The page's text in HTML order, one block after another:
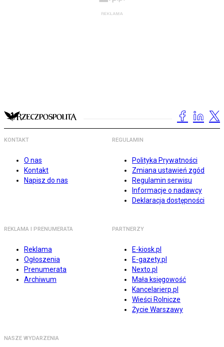
KONTAKT
O nas
Kontakt
Napisz do nas
REGULAMIN
Polityka Prywatności
Zmiana ustawień zgód
Regulamin serwisu
Informacje o nadawcy
Deklaracja dostępności
REKLAMA I PRENUMERATA
Reklama
Ogłoszenia
Prenumerata
Archiwum
PARTNERZY
E-kiosk.pl
E-gazety.pl
Nexto.pl
Mała księgowość
Kancelarierp.pl
Wieści Rolnicze
Życie Warszawy
NASZE WYDARZENIA